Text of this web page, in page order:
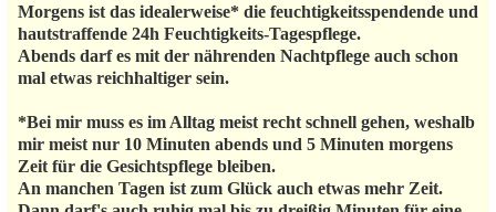
Morgens ist das idealerweise* die feuchtigkeitsspendende und
hautstraffende 24h Feuchtigkeits-Tagespflege.
Abends darf es mit der nährenden Nachtpflege auch schon
mal etwas reichhaltiger sein.
*Bei mir muss es im Alltag meist recht schnell gehen, weshalb
mir meist nur 10 Minuten abends und 5 Minuten morgens
Zeit für die Gesichtspflege bleiben.
An manchen Tagen ist zum Glück auch etwas mehr Zeit.